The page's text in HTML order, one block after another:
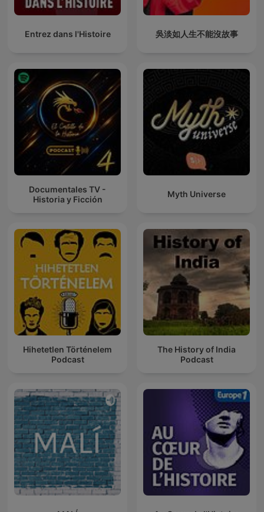
Entrez dans l'Histoire 吳淡如人生不能沒故事
Documentales TV -
Historia y Ficción
Myth Universe
Hihetetlen Történelem
Podcast
The History of India
Podcast